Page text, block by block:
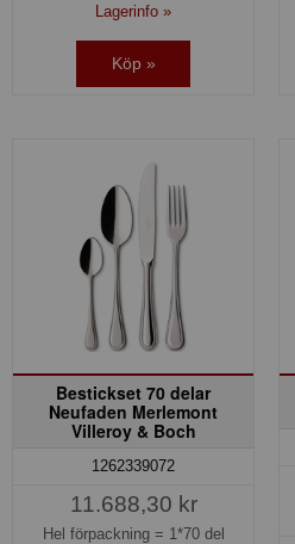
Lagerinfo »
Köp »
Bestickset 70 delar
Neufaden Merlemont
Villeroy & Boch
1262339072
11.688,30 kr
Hel förpackning = 1*70 del